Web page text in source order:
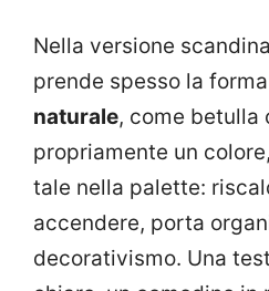
Nella versione
prende spesso la
naturale, come betulla
propriamente un
tale nella palette:
accendere, porta
decorativismo. Una